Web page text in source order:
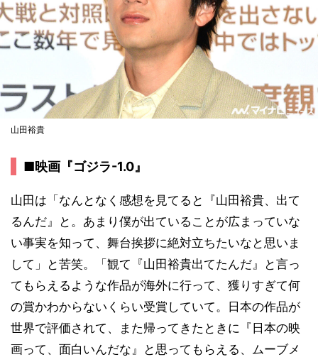
山田裕貴
■映画『ゴジラ-1.0』
山田は「なんとなく感想を見てると『山田裕貴、出て
るんだ』と。あまり僕が出ていることが広まっていな
い事実を知って、舞台挨拶に絶対立ちたいなと思いま
して」と苦笑。「観て『山田裕貴出てたんだ』と言っ
てもらえるような作品が海外に行って、獲りすぎて何
の賞かわからないくらい受賞していて。日本の作品が
世界で評価されて、また帰ってきたときに『日本の映
画って、面白いんだな』と思ってもらえる、ムーブメ